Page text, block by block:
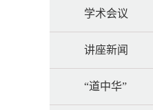
学术会议
讲座新闻
“道中华”